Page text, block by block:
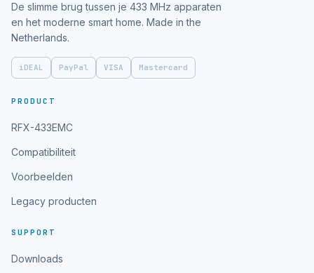
De slimme brug tussen je 433 MHz apparaten
en het moderne smart home. Made in the
Netherlands.
iDEAL PayPal VISA Mastercard
PRODUCT
RFX-433EMC
Compatibiliteit
Voorbeelden
Legacy producten
SUPPORT
Downloads